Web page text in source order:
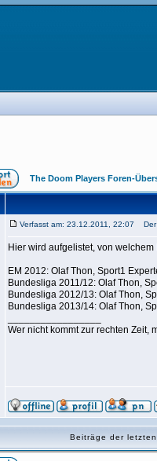
The Doom Players Foren-
Verfasst am: 23.12.2011, 22:07 Der
Hier wird aufgelistet, von
EM 2012: Olaf Thon, Sport1
Bundesliga 2011/12: Olaf Thon,
Bundesliga 2012/13: Olaf Thon,
Bundesliga 2013/14: Olaf Thon,
Wer nicht kommt zur rechten Zeit,
Beiträge der